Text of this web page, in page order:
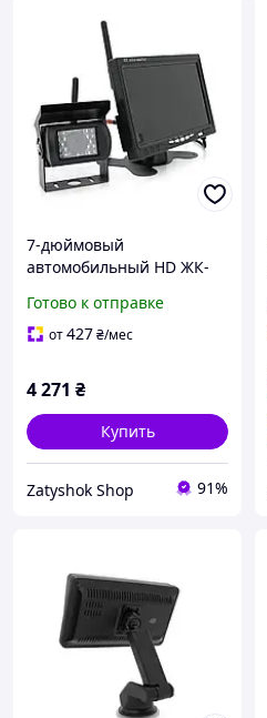
7-дюймовый
автомобильный HD ЖК-
расширение 420TVL угол
линзы 120° lamp
Готово к отправке
от427₴/мес
4 271 ₴
Купить
Zatyshok Shop 91%